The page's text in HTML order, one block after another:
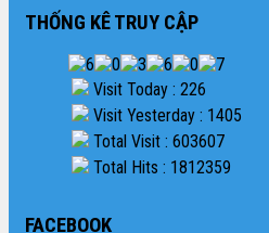
THỐNG KÊ TRUY CẬP
Visit Today : 226
Visit Yesterday : 1405
Total Visit : 603607
Total Hits : 1812359
FACEBOOK